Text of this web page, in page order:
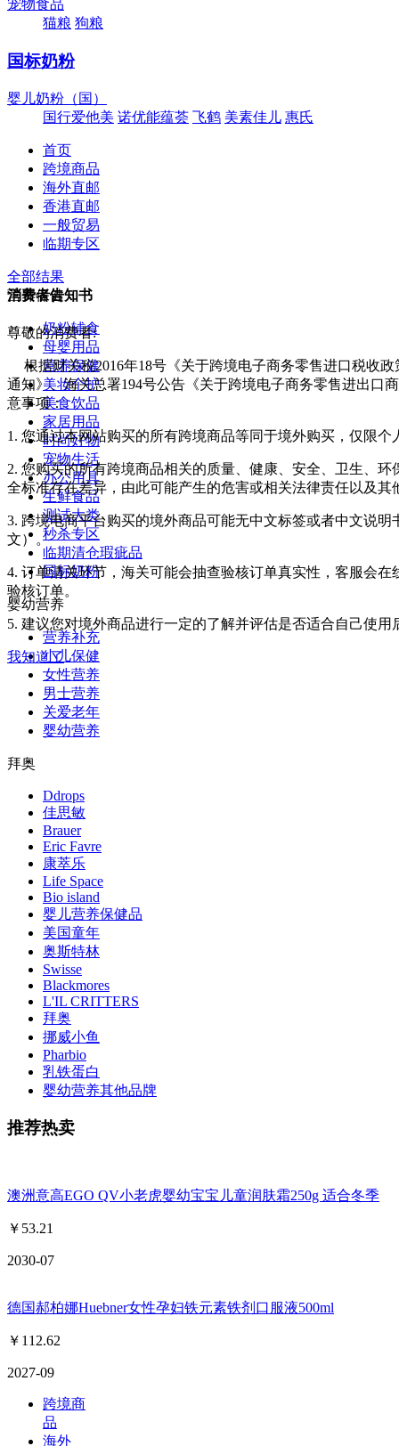
宠物食品
猫粮 狗粮
国标奶粉
婴儿奶粉（国）
国行爱他美 诺优能蕴荟 飞鹤 美素佳儿 惠氏
首页
跨境商品
海外直邮
香港直邮
一般贸易
临期专区
消费者告知书
尊敬的消费者:
根据财关税2016年18号《关于跨境电子商务零售进口税收
通知》、海关总署194号公告《关于跨境电子商务零售进出口
意事项：
1. 您通过本网站购买的所有跨境商品等同于境外购买，仅限
2. 您购买的所有跨境商品相关的质量、健康、安全、卫生、
全标准存在差异，由此可能产生的危害或相关法律责任以及
3. 跨境电商平台购买的境外商品可能无中文标签或者中文说
文）。
4. 订单清关环节，海关可能会抽查验核订单真实性，客服会
验核订单。
5. 建议您对境外商品进行一定的了解并评估是否适合自己使用
我知道了
全部结果
营养保健
奶粉辅食
母婴用品
营养保健
美妆个护
美食饮品
家居用品
时尚好物
宠物生活
办公用具
生鲜食品
测试大类
秒杀专区
临期清仓瑕疵品
国标奶粉
婴幼营养
营养补充
小儿保健
女性营养
男士营养
关爱老年
婴幼营养
拜奥
Ddrops
佳思敏
Brauer
Eric Favre
康萃乐
Life Space
Bio island
婴儿营养保健品
美国童年
奥斯特林
Swisse
Blackmores
L'IL CRITTERS
拜奥
挪威小鱼
Pharbio
乳铁蛋白
婴幼营养其他品牌
推荐热卖
澳洲意高EGO QV小老虎婴幼宝宝儿童润肤霜250g 适合冬季
￥ 53.21
2030-07
德国郝柏娜Huebner女性孕妇铁元素铁剂口服液500ml
￥ 112.62
2027-09
跨境商
品
海外